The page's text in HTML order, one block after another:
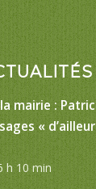
mairie :
«
h 10 min